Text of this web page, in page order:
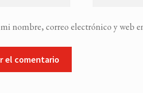
nombre, correo electrónico y web